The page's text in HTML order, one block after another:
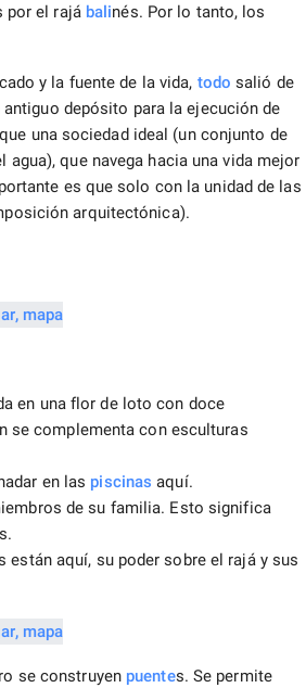
por el rajá balinés. Por lo tanto, los
y la fuente de la vida, todo salió de
depósito para la ejecución de
una sociedad ideal (un conjunto de
agua), que navega hacia una vida mejor
es que solo con la unidad de las
arquitectónica).
en una flor de loto con doce
se complementa con esculturas
en las piscinas aquí.
de su familia. Esto significa
aquí, su poder sobre el rajá y sus
se construyen puentes. Se permite